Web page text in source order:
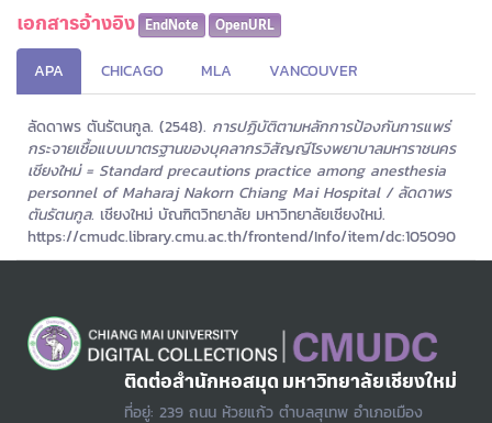
เอกสารอ้างอิง EndNote OpenURL
APA CHICAGO MLA VANCOUVER
ลัดดาพร ตันรัตนกูล. (2548). การปฏิบัติตามหลักการป้องกันการแพร่
กระจายเชื้อแบบมาตรฐานของบุคลากรวิสัญญีโรงพยาบาลมหาราชนคร
เชียงใหม่ = Standard precautions practice among anesthesia
personnel of Maharaj Nakorn Chiang Mai Hospital / ลัดดาพร
ตันรัตนกูล. เชียงใหม่ บัณฑิตวิทยาลัย มหาวิทยาลัยเชียงใหม่.
https://cmudc.library.cmu.ac.th/frontend/Info/item/dc:105090
ติดต่อสำนักหอสมุด มหาวิทยาลัยเชียงใหม่
ที่อยู่: 239 ถนน ห้วยแก้ว ตำบลสุเทพ อำเภอเมือง